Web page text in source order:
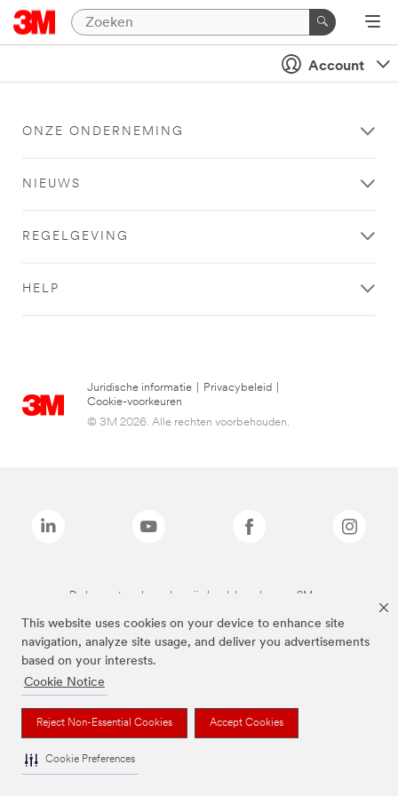
This website uses cookies on your device to enhance site
navigation, analyze site usage, and deliver you advertisements
based on your interests.
Cookie Notice
Reject Non-Essential Cookies Accept Cookies
Cookie Preferences
Account
ONZE ONDERNEMING
NIEUWS
REGELGEVING
HELP
Juridische informatie Privacybeleid
Cookie-voorkeuren
© 3M 2026. Alle rechten voorbehouden.
De bovenstaande merken zijn handelsmerken van 3M.we